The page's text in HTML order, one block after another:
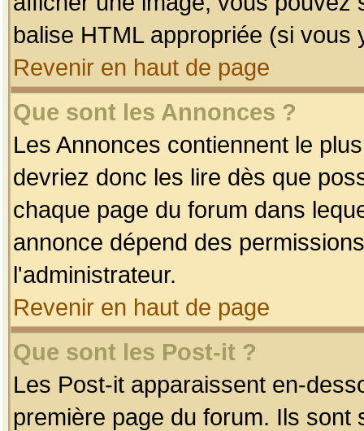
balise HTML appropriée (si vous
Revenir en haut de page
Que sont les Annonces ?
Les Annonces contiennent le
devriez donc les lire dès que
chaque page du forum dans
annonce dépend des
l'administrateur.
Revenir en haut de page
Que sont les Post-it ?
Les Post-it apparaissent en-
première page du forum. Ils